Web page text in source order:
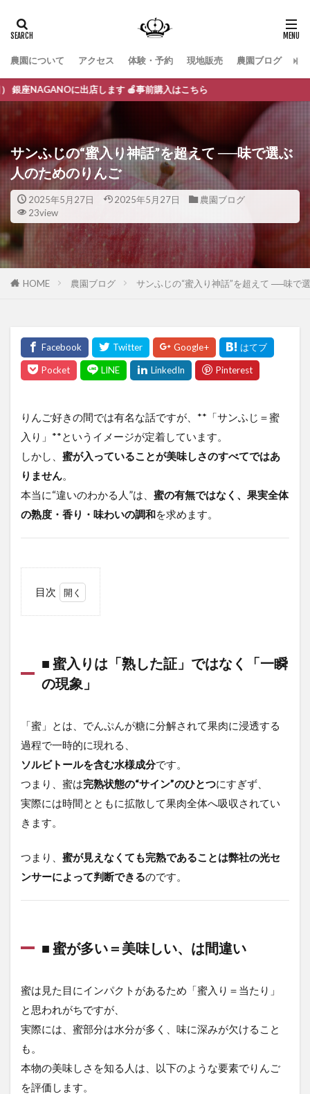
農園について アクセス 体験・予約 現地販売 農園ブログ お
出店します 🍎事前購入はこちら
サンふじの“蜜入り神話”を超えて ──味で選ぶ
人のためのりんご
2025年5月27日 2025年5月27日
農園ブログ
23view
HOME 農園ブログ サンふじの“蜜入り神話”を超えて ──味で
りんご好きの間では有名な話ですが、**「サンふじ＝蜜
入り」**というイメージが定着しています。
しかし、 蜜が入っていることが美味しさのすべてではあ
りません
本当に“違いのわかる人”は、 蜜の有無ではなく、果実全体
の熟度・香り・味わいの調和を求めます。
目次
0.1
は
「熟
した
なく
瞬の
現
0.2
が多
美味
い、
■ 富
裕層
ぶり
んご
に
「演
出」
らな
い
■ 蜜入りは「熟した証」ではなく「一瞬
の現象」
「蜜」とは、でんぷんが糖に分解されて果肉に浸透する
過程で一時的に現れる、
ソルビトールを含む水様成分です。
つまり、蜜は完熟状態の“サイン”のひとつにすぎず、
実際には時間とともに拡散して果肉全体へ吸収されてい
きます。
つまり、 蜜が見えなくても完熟であることは弊社の光セ
ンサーによって判断できるのです。
■ 蜜が多い＝美味しい、は間違い
蜜は見た目にインパクトがあるため「蜜入り＝当たり」
と思われがちですが、
実際には、蜜部分は水分が多く、味に深みが欠けること
も。
本物の美味しさを知る人は、以下のような要素でりんご
を評価します。